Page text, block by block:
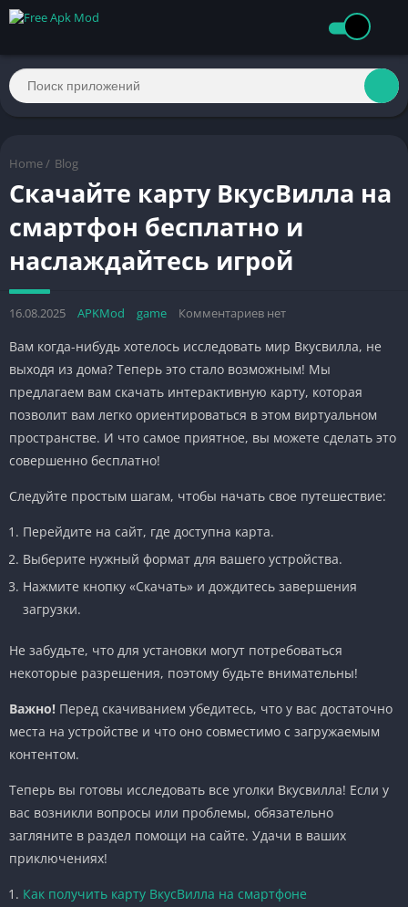
Home / Blog
Скачайте карту ВкусВилла на
смартфон бесплатно и
наслаждайтесь игрой
16.08.2025 APKMod game Комментариев нет
Вам когда-нибудь хотелось исследовать мир Вкусвилла, не
выходя из дома? Теперь это стало возможным! Мы
предлагаем вам скачать интерактивную карту, которая
позволит вам легко ориентироваться в этом виртуальном
пространстве. И что самое приятное, вы можете сделать это
совершенно бесплатно!
Следуйте простым шагам, чтобы начать свое путешествие:
Перейдите на сайт, где доступна карта.
Выберите нужный формат для вашего устройства.
Нажмите кнопку «Скачать» и дождитесь завершения
загрузки.
Не забудьте, что для установки могут потребоваться
некоторые разрешения, поэтому будьте внимательны!
Важно! Перед скачиванием убедитесь, что у вас достаточно
места на устройстве и что оно совместимо с загружаемым
контентом.
Теперь вы готовы исследовать все уголки Вкусвилла! Если у
вас возникли вопросы или проблемы, обязательно
загляните в раздел помощи на сайте. Удачи в ваших
приключениях!
Как получить карту ВкусВилла на смартфоне